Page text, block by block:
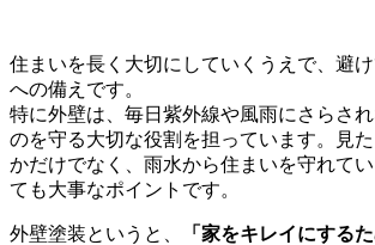
住まいを長く大切にしていくうえで、避
への備えです。
特に外壁は、毎日紫外線や風雨にさらさ
のを守る大切な役割を担っています。見
かだけでなく、雨水から住まいを守れて
ても大事なポイントです。
外壁塗装というと、 「家をキレイにする